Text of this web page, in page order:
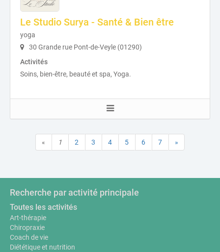
Le Studio Surya - Santé & Bien être
yoga
30 Grande rue Pont-de-Veyle (01290)
Activités
Soins, bien-être, beauté et spa, Yoga.
« 1 2 3 4 5 6 7 »
Recherche par activité principale
Toutes les activités
Art-thérapie
Chiropraxie
Coach de vie
Diététique et nutrition